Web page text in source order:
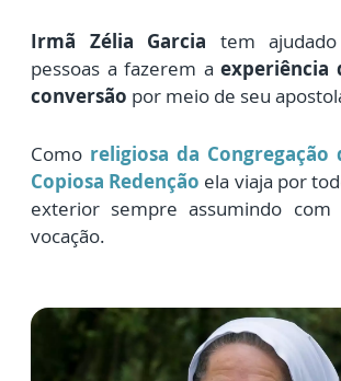
Irmã Zélia Garcia tem
pessoas a fazerem a experiência
conversão por meio de seu
Como religiosa da Congregação
Copiosa Redenção ela viaja por
exterior sempre assumindo com
vocação.